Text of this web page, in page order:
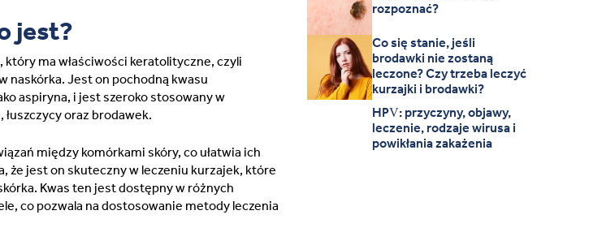
jest?
ma właściwości keratolityczne, czyli
naskórka. Jest on pochodną kwasu
aspiryna, i jest szeroko stosowany w
oraz brodawek.
między komórkami skóry, co ułatwia ich
że jest on skuteczny w leczeniu kurzajek, które
Kwas ten jest dostępny w różnych
co pozwala na dostosowanie metody leczenia
rozpoznać?
Co się stanie, jeśli
brodawki nie zostaną
leczone? Czy trzeba leczyć
kurzajki i brodawki?
HPV: przyczyny, objawy,
leczenie, rodzaje wirusa i
powikłania zakażenia
Portugal (Portuguese)
Serbia (Serbian)
Slovenia (Slovene)
Spain (Spanish)
Sweden (Swedish)